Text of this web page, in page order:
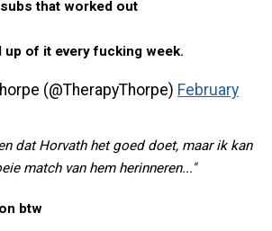
that worked out
up of it every fucking week.
(@TherapyThorpe) February
dat Horvath het goed doet, maar ik kan
match van hem herinneren..."
btw